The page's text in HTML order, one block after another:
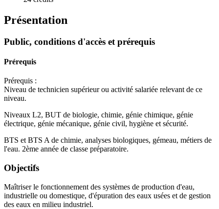
Présentation
Public, conditions d'accès et prérequis
Prérequis
Prérequis :
Niveau de technicien supérieur ou activité salariée relevant de ce
niveau.
Niveaux L2, BUT de biologie, chimie, génie chimique, génie
électrique, génie mécanique, génie civil, hygiène et sécurité.
BTS et BTS A de chimie, analyses biologiques, gémeau, métiers de
l'eau. 2ème année de classe préparatoire.
Objectifs
Maîtriser le fonctionnement des systèmes de production d'eau,
industrielle ou domestique, d'épuration des eaux usées et de gestion
des eaux en milieu industriel.